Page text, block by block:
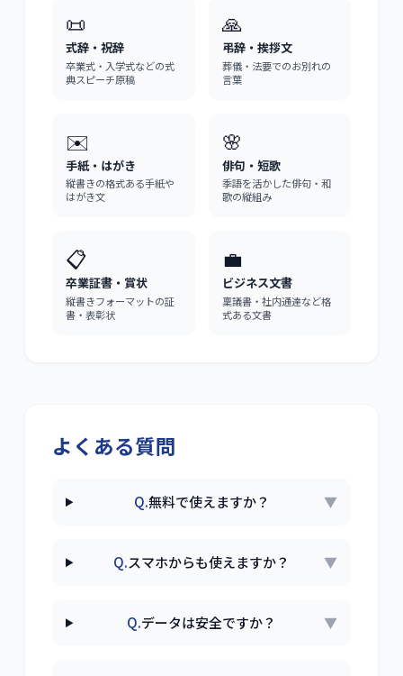
📜
式辞・祝辞
卒業式・入学式などの式
典スピーチ原稿
🙏
弔辞・挨拶文
葬儀・法要でのお別れの
言葉
✉️
手紙・はがき
縦書きの格式ある手紙や
はがき文
🌸
俳句・短歌
季語を活かした俳句・和
歌の縦組み
📋
卒業証書・賞状
縦書きフォーマットの証
書・表彰状
💼
ビジネス文書
稟議書・社内通達など格
式ある文書
よくある質問
Q.無料で使えますか？ ▼
Q.スマホからも使えますか？ ▼
Q.データは安全ですか？ ▼